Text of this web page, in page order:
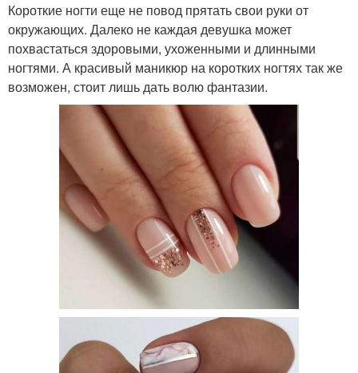
Короткие ногти еще не повод прятать свои руки от
окружающих. Далеко не каждая девушка может
похвастаться здоровыми, ухоженными и длинными
ногтями. А красивый маникюр на коротких ногтях так же
возможен, стоит лишь дать волю фантазии.